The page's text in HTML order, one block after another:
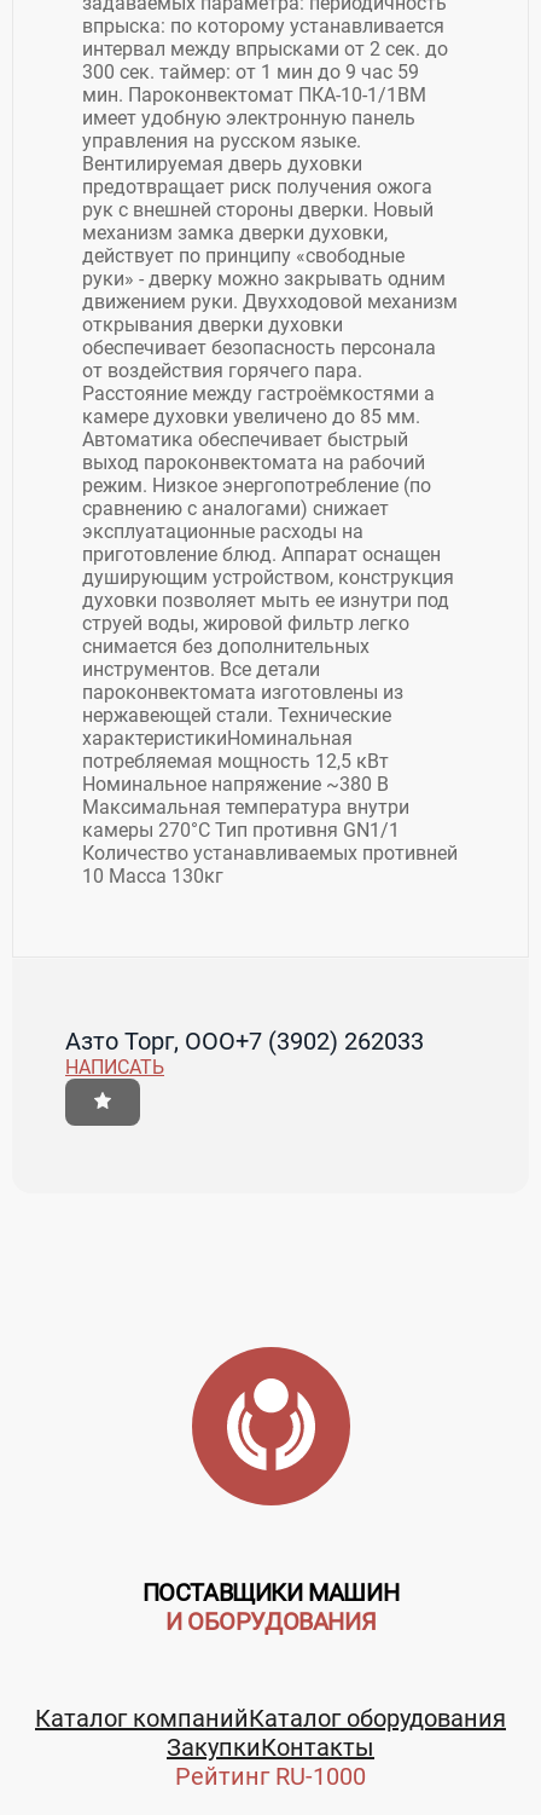
впрыска: по которому устанавливается
интервал между впрысками от 2 сек. до
300 сек. таймер: от 1 мин до 9 час 59
мин. Пароконвектомат ПКА-10-1/1ВМ
имеет удобную электронную панель
управления на русском языке.
Вентилируемая дверь духовки
предотвращает риск получения ожога
рук с внешней стороны дверки. Новый
механизм замка дверки духовки,
действует по принципу «свободные
руки» - дверку можно закрывать одним
движением руки. Двухходовой механизм
открывания дверки духовки
обеспечивает безопасность персонала
от воздействия горячего пара.
Расстояние между гастроёмкостями а
камере духовки увеличено до 85 мм.
Автоматика обеспечивает быстрый
выход пароконвектомата на рабочий
режим. Низкое энергопотребление (по
сравнению с аналогами) снижает
эксплуатационные расходы на
приготовление блюд. Аппарат оснащен
душирующим устройством, конструкция
духовки позволяет мыть ее изнутри под
струей воды, жировой фильтр легко
снимается без дополнительных
инструментов. Все детали
пароконвектомата изготовлены из
нержавеющей стали. Технические
характеристикиНоминальная
потребляемая мощность 12,5 кВт
Номинальное напряжение ~380 В
Максимальная температура внутри
камеры 270°С Тип противня GN1/1
Количество устанавливаемых противней
10 Масса 130кг
Азто Торг, ООО+7 (3902) 262033
НАПИСАТЬ
ПОСТАВЩИКИ МАШИН
И ОБОРУДОВАНИЯ
Каталог компанийКаталог оборудования
ЗакупкиКонтакты
Рейтинг RU-1000